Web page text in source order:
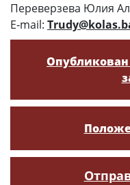
Переверзева Юлия
E‑mail: